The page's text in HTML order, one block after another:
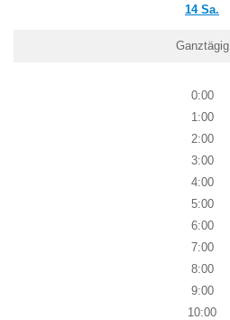
14 Sa.
Ganztägig
0:00
1:00
2:00
3:00
4:00
5:00
6:00
7:00
8:00
9:00
10:00